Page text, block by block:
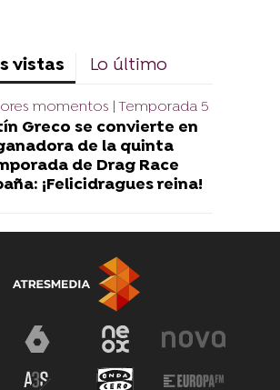
vistas Lo último
momentos | Temporada 5
Greco se convierte en
de la quinta
de Drag Race
¡Felicidragues reina!